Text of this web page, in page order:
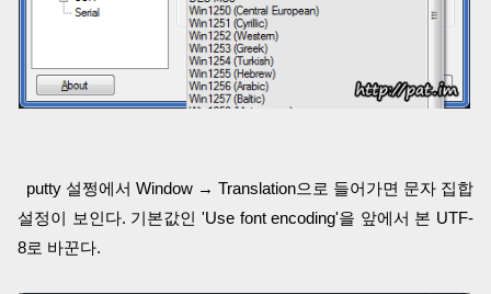
putty 설쩡에서 Window → Translation으로 들어가면 문자 집합
설정이 보인다. 기본값인 'Use font encoding'을 앞에서 본 UTF-
8로 바꾼다.